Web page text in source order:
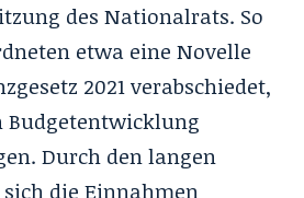
des Nationalrats. So
etwa eine Novelle
2021 verabschiedet,
Durch den langen
die Einnahmen